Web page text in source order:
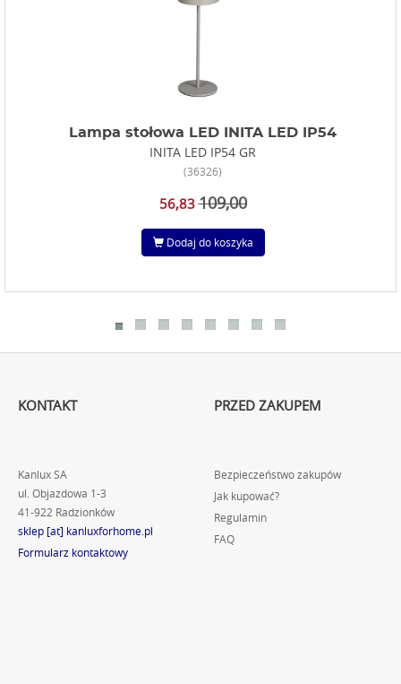
Lampa stołowa LED INITA LED IP54
INITA LED IP54 GR
(36326)
56,83 109,00
Dodaj do koszyka
KONTAKT
Kanlux SA
ul. Objazdowa 1-3
41-922 Radzionków
sklep [at] kanluxforhome.pl
Formularz kontaktowy
PRZED ZAKUPEM
Bezpieczeństwo zakupów
Jak kupować?
Regulamin
FAQ